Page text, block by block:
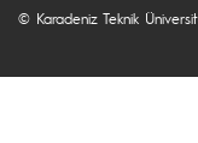
© Karadeniz Teknik